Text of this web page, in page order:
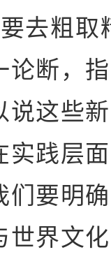
去粗取
论断，
说这些
实践层
们要明
世界文